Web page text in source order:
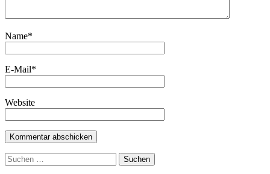
Name*
E-Mail*
Website
Suchen
nach: